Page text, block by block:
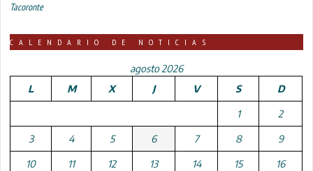
Tacoronte
CALENDARIO DE NOTICIAS
agosto 2026
L
M X J V S D
1 2
3 4 5 6 7 8 9
10 11 12 13 14 15 16